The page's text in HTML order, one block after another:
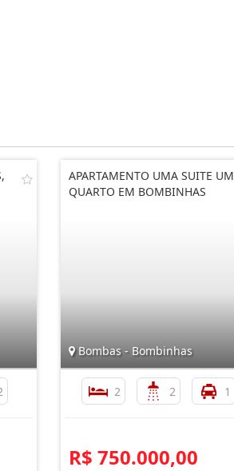
APARTAMENTO UMA SUITE UM
QUARTO EM BOMBINHAS
Bombas - Bombinhas
2 2 1
R$ 750.000,00